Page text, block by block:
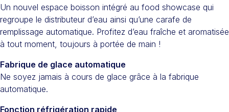
Un nouvel espace boisson intégré au food showcase qui
regroupe le distributeur d’eau ainsi qu’une carafe de
remplissage automatique. Profitez d’eau fraîche et aromatisée
à tout moment, toujours à portée de main !
Fabrique de glace automatique
Ne soyez jamais à cours de glace grâce à la fabrique
automatique.
Fonction réfrigération rapide